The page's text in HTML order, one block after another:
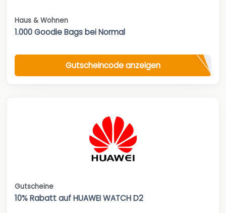
Haus & Wohnen
1.000 Goodie Bags bei Normal
Gutscheincode anzeigen
Gutscheine
10% Rabatt auf HUAWEI WATCH D2